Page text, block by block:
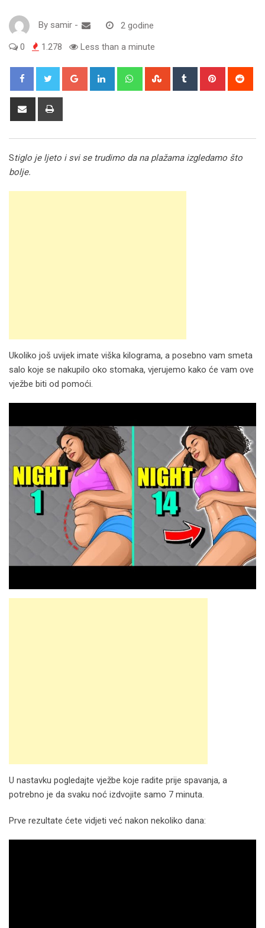
By samir - 2 godine
0 1.278 Less than a minute
Google+ LinkedIn WhatsappStumbleUpon
Tumblr Pinterest
Share
Stiglo je ljeto i svi se trudimo da na plažama izgledamo što
bolje.
Ukoliko još uvijek imate viška kilograma, a posebno vam smeta
salo koje se nakupilo oko stomaka, vjerujemo kako će vam ove
vježbe biti od pomoći.
U nastavku pogledajte vježbe koje radite prije spavanja, a
potrebno je da svaku noć izdvojite samo 7 minuta.
Prve rezultate ćete vidjeti već nakon nekoliko dana: